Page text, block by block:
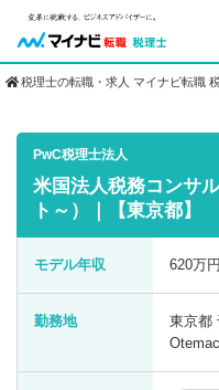
転職お役立ち
業界情報
税理士の転職・求人 マイナビ転職
PwC税理士法人
米国法人税務コンサ
ト～）｜【東京都】
モデル年収 620万
勤務地
東京都